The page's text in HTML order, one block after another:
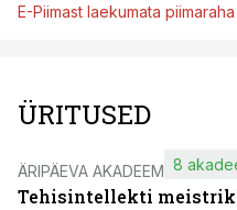
E-Piimast laekumata
ÜRITUSED
ÄRIPÄEVA AKADEEMIA
Tehisintellekti
8